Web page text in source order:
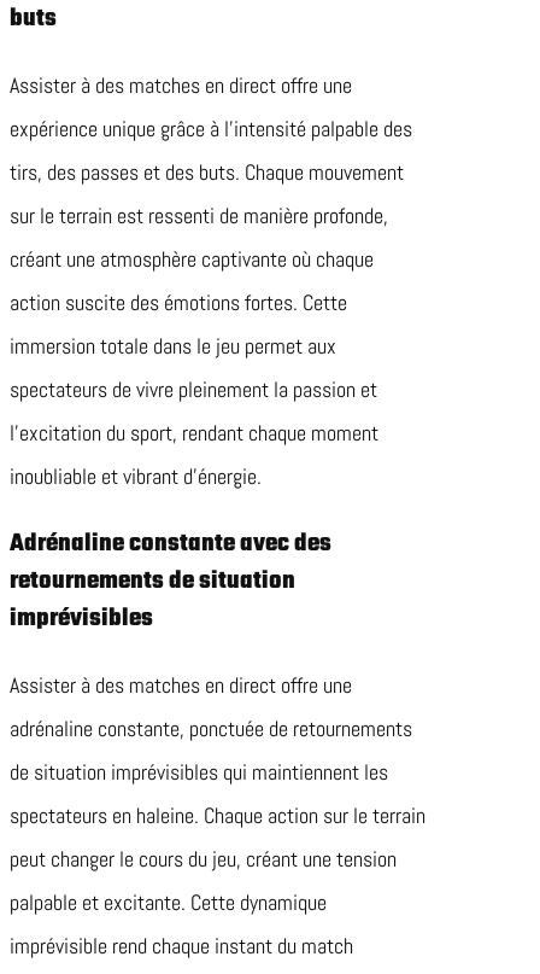
buts
Assister à des matches en direct offre une
expérience unique grâce à l’intensité palpable des
tirs, des passes et des buts. Chaque mouvement
sur le terrain est ressenti de manière profonde,
créant une atmosphère captivante où chaque
action suscite des émotions fortes. Cette
immersion totale dans le jeu permet aux
spectateurs de vivre pleinement la passion et
l’excitation du sport, rendant chaque moment
inoubliable et vibrant d’énergie.
Adrénaline constante avec des
retournements de situation
imprévisibles
Assister à des matches en direct offre une
adrénaline constante, ponctuée de retournements
de situation imprévisibles qui maintiennent les
spectateurs en haleine. Chaque action sur le terrain
peut changer le cours du jeu, créant une tension
palpable et excitante. Cette dynamique
imprévisible rend chaque instant du match